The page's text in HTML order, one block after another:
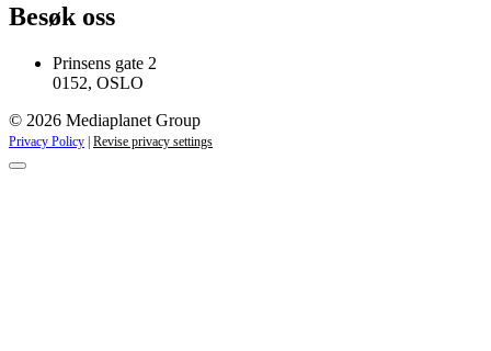
Besøk oss
Prinsens gate 2
0152, OSLO
© 2026 Mediaplanet Group
Privacy Policy | Revise privacy settings